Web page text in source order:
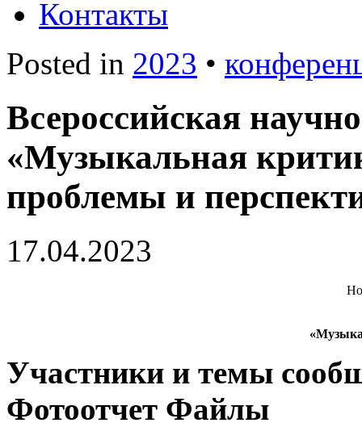
Контакты
Posted in 2023 •
Всероссийская
«Музыкальная
проблемы и
17.04.2023
Участники и темы
Фотоотчет Файлы